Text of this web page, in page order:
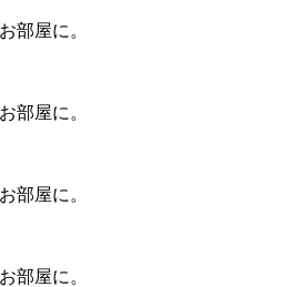
部屋に。
部屋に。
部屋に。
部屋に。